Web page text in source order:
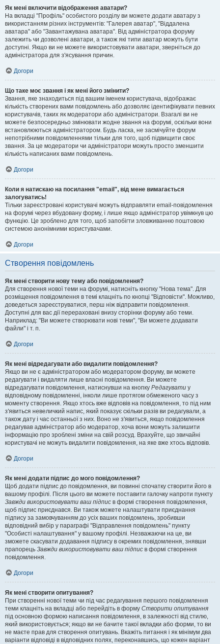
Як мені включити відображення аватари?
На вкладці "Профіль" особистого розділу ви можете додати аватару з
використанням різних інструментів: "Галерея аватар", "Віддалена
аватара" або "Завантажувана аватара". Від адміністратора форуму
залежить чи дозволені аватари, а також які типи аватар можуть бути
доступні. Якщо ви не можете використовувати аватари, зверніться до
адміністратора для з'ясування причин.
Догори
Що таке моє звання і як мені його змінити?
Звання, яке знаходиться під вашим іменем користувача, відображає
кількість створених вами повідомлень або дозволяє ідентифікувати певних
користувачів, таких як модератори або адміністратори. Взагалі ви не
можете безпосередньо змінювати жодне звання на форумі, оскільки вони
встановлюються адміністратором. Будь ласка, не засмічуйте форум
непотрібними повідомленнями тільки для того, щоб підвищити своє
звання. За це модератори чи адміністратори можуть просто зменшити
кількість написаних вами повідомлень.
Догори
Коли я натискаю на посилання "email", від мене вимагається
залогуватись!
Тільки зареєстровані користувачі можуть відправляти email-повідомлення
на форумі через вбудовану форму, і лише якщо адміністратор увімкнув цю
функцію. Це зроблено для того, щоб запобігти зловживанню поштовою
системою анонімними користувачами.
Догори
Створення повідомлень
Як мені створити нову тему або повідомлення?
Для створення нової теми на форумі, натисніть кнопку "Нова тема". Для
розміщення повідомлення в темі клацніть по кнопці "Відповісти". Можливо,
доведеться зареєструватися, перш ніж відправити повідомлення.
Доступні для вас дії перераховані внизу сторінки форуму або теми.
Наприклад: "Ви можете створювати нові теми", "Ви можете додавати
файли" і т. п.
Догори
Як мені відредагувати або видалити повідомлення?
Якщо ви не є адміністратором або модератором форуму, ви можете
редагувати і видаляти лише власні повідомлення. Ви можете
відредагувати повідомлення, натиснувши на кнопку Редагувати у
відповідному повідомленні, інколи лише протягом обмеженого часу з
моменту створення. Якщо хтось вже відповів на повідомлення, то під ним
з'явиться невеличкий напис, який показує скільки разів ви редагували, а
також дату і час останньої з них. Воно не з'явиться, якщо повідомлення
редагував адміністратор або модератор, хоча вони можуть залишити
інформацію про зроблені зміни на свій розсуд. Врахуйте, що звичайні
користувачі не можуть видалити повідомлення, на яке вже хтось відповів.
Догори
Як мені додати підпис до мого повідомлення?
Щоб додати підпис до повідомлення, ви повинні спочатку створити його в
вашому профілі. Після цього ви можете поставити галочку напроти пункту
Завжди використовувати ваш підпис в формі створення повідомлення,
щоб підпис приєднався. Ви також можете налаштувати приєднання
підпису за замовчуванням до усіх ваших повідомлень, зробивши
відповідний вибір у параграфі "Відправлення повідомлень" пункту
"Особисті налаштування" у вашому профілі. Незважаючи на це, ви
зможете скасувати додавання підпису в окремих повідомлення, знявши
прапорець Завжди використовувати ваш підпис в формі створення
повідомлення.
Догори
Як мені створити опитування?
При створенні нової теми чи під час редагування першого повідомлення
теми клацніть на вкладці або перейдіть в форму Створити опитування
під основною формою написання повідомлення, в залежності від стилю,
який використовується; якщо ви не бачите такої вкладки або форми, то ви
не маєте прав для створення опитувань. Вкажіть питання і як мінімум два
варіанти відповіді в відповідних полях, переконавшись, що кожен варіант